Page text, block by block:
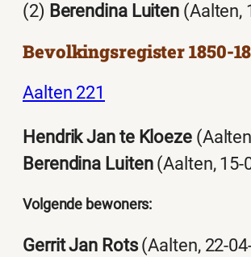
(2) Berendina Luiten (Aalten,
Bevolkingsregister 1850-
Aalten 221
Hendrik Jan te Kloeze
Berendina Luiten(Aalten, 15-
Volgende bewoners:
Gerrit Jan Rots(Aalten, 22-